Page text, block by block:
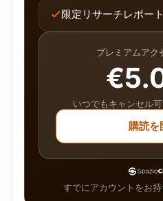
限定リサーチレポート
プレミアムアク
いつでもキャンセル
購読を
すでにアカウントをお持